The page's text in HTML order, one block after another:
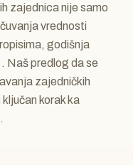
zajednica nije samo
vrednosti
godišnja
Naš predlog da se
zajedničkih
korak ka